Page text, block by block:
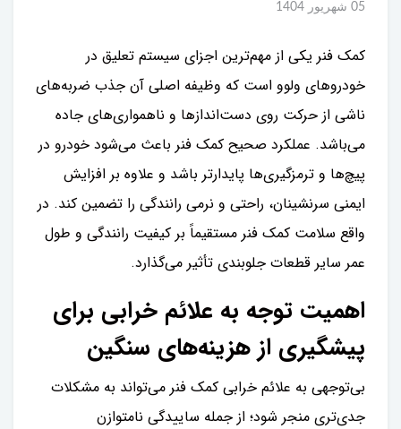
05 شهریور 1404
کمک فنر یکی از مهم‌ترین اجزای سیستم تعلیق در
خودروهای ولوو است که وظیفه اصلی آن جذب ضربه‌های
ناشی از حرکت روی دست‌اندازها و ناهمواری‌های جاده
می‌باشد. عملکرد صحیح کمک فنر باعث می‌شود خودرو در
پیچ‌ها و ترمزگیری‌ها پایدارتر باشد و علاوه بر افزایش
ایمنی سرنشینان، راحتی و نرمی رانندگی را تضمین کند. در
واقع سلامت کمک فنر مستقیماً بر کیفیت رانندگی و طول
عمر سایر قطعات جلوبندی تأثیر می‌گذارد.
اهمیت توجه به علائم خرابی برای
پیشگیری از هزینه‌های سنگین
بی‌توجهی به علائم خرابی کمک فنر می‌تواند به مشکلات
جدی‌تری منجر شود؛ از جمله ساییدگی نامتوازن